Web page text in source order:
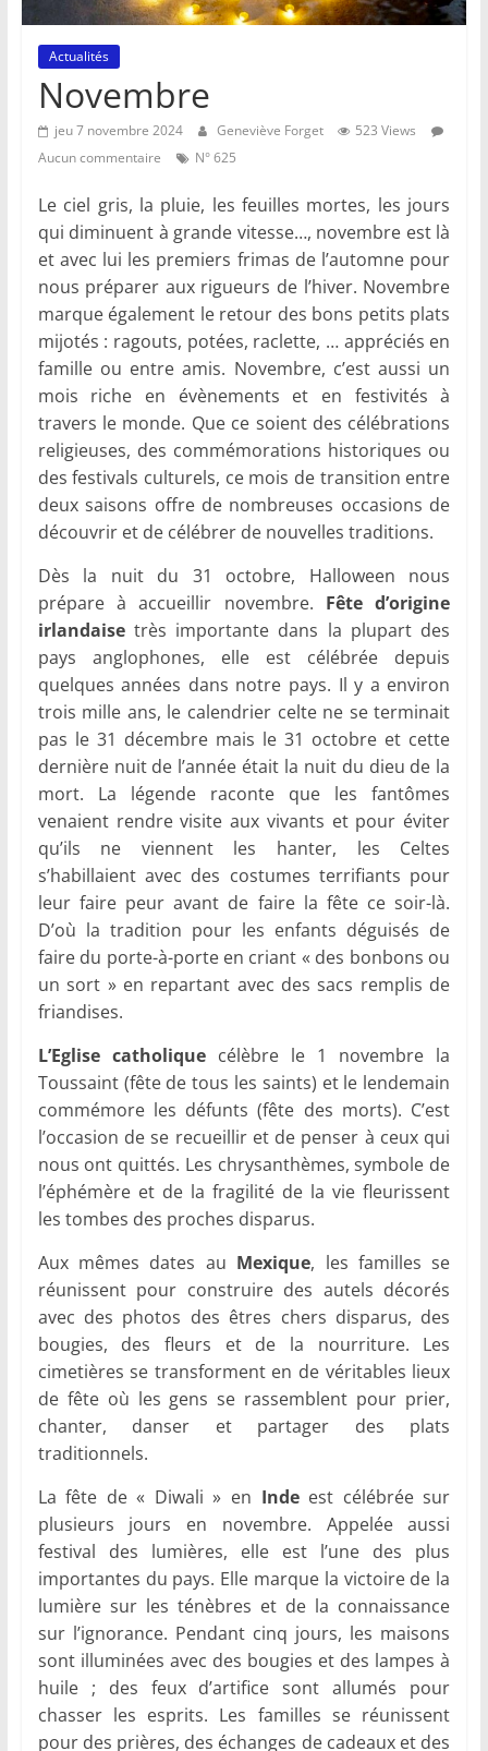
Actualités
Novembre
jeu 7 novembre 2024 Geneviève Forget
523 Views
Aucun commentaire
N° 625
Le ciel gris, la pluie, les feuilles mortes, les jours
qui diminuent à grande vitesse…, novembre est là
et avec lui les premiers frimas de l’automne pour
nous préparer aux rigueurs de l’hiver. Novembre
marque également le retour des bons petits plats
mijotés : ragouts, potées, raclette, … appréciés en
famille ou entre amis. Novembre, c’est aussi un
mois riche en évènements et en festivités à
travers le monde. Que ce soient des célébrations
religieuses, des commémorations historiques ou
des festivals culturels, ce mois de transition entre
deux saisons offre de nombreuses occasions de
découvrir et de célébrer de nouvelles traditions.
Dès la nuit du 31 octobre, Halloween nous
prépare à accueillir novembre. Fête d’origine
irlandaisetrès importante dans la plupart des
pays anglophones, elle est célébrée depuis
quelques années dans notre pays. Il y a environ
trois mille ans, le calendrier celte ne se terminait
pas le 31 décembre mais le 31 octobre et cette
dernière nuit de l’année était la nuit du dieu de la
mort. La légende raconte que les fantômes
venaient rendre visite aux vivants et pour éviter
qu’ils ne viennent les hanter, les Celtes
s’habillaient avec des costumes terrifiants pour
leur faire peur avant de faire la fête ce soir-là.
D’où la tradition pour les enfants déguisés de
faire du porte-à-porte en criant « des bonbons ou
un sort » en repartant avec des sacs remplis de
friandises.
L’Eglise catholiquecélèbre le 1 novembre la
Toussaint (fête de tous les saints) et le lendemain
commémore les défunts (fête des morts). C’est
l’occasion de se recueillir et de penser à ceux qui
nous ont quittés. Les chrysanthèmes, symbole de
l’éphémère et de la fragilité de la vie fleurissent
les tombes des proches disparus.
Aux mêmes dates au Mexique, les familles se
réunissent pour construire des autels décorés
avec des photos des êtres chers disparus, des
bougies, des fleurs et de la nourriture. Les
cimetières se transforment en de véritables lieux
de fête où les gens se rassemblent pour prier,
chanter, danser et partager des plats
traditionnels.
La fête de « Diwali » en Indeest célébrée sur
plusieurs jours en novembre. Appelée aussi
festival des lumières, elle est l’une des plus
importantes du pays. Elle marque la victoire de la
lumière sur les ténèbres et de la connaissance
sur l’ignorance. Pendant cinq jours, les maisons
sont illuminées avec des bougies et des lampes à
huile ; des feux d’artifice sont allumés pour
chasser les esprits. Les familles se réunissent
pour des prières, des échanges de cadeaux et des